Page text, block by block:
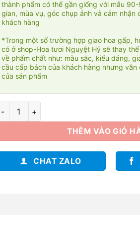
thành phẩm có thể gần giống với mẫu
gian, mùa vụ, góc chụp ảnh và cảm nhận
khách hàng
*Trong một số trường hợp giao hoa gấp,
có ở shop-Hoa tươi Nguyệt Hỷ sẽ thay
về phẩm chất như: màu sắc, kiểu dáng,
cầu cấp bách của khách hàng nhưng vẫn
của sản phẩm
Đường đến vinh quang số lượng
THÊM VÀO GIỎ
CHAT ZALO